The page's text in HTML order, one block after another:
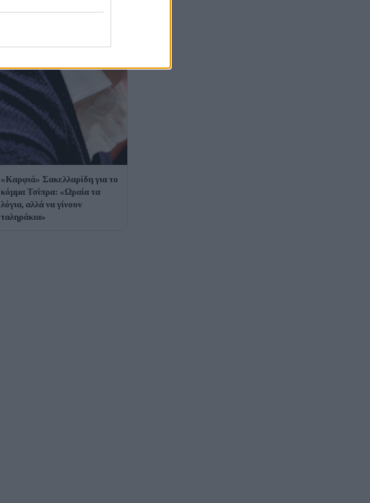
«Καρφιά» Σακελλαρίδη για το
κόμμα Τσίπρα: «Ωραία τα
λόγια, αλλά να γίνουν
ταληράκια»